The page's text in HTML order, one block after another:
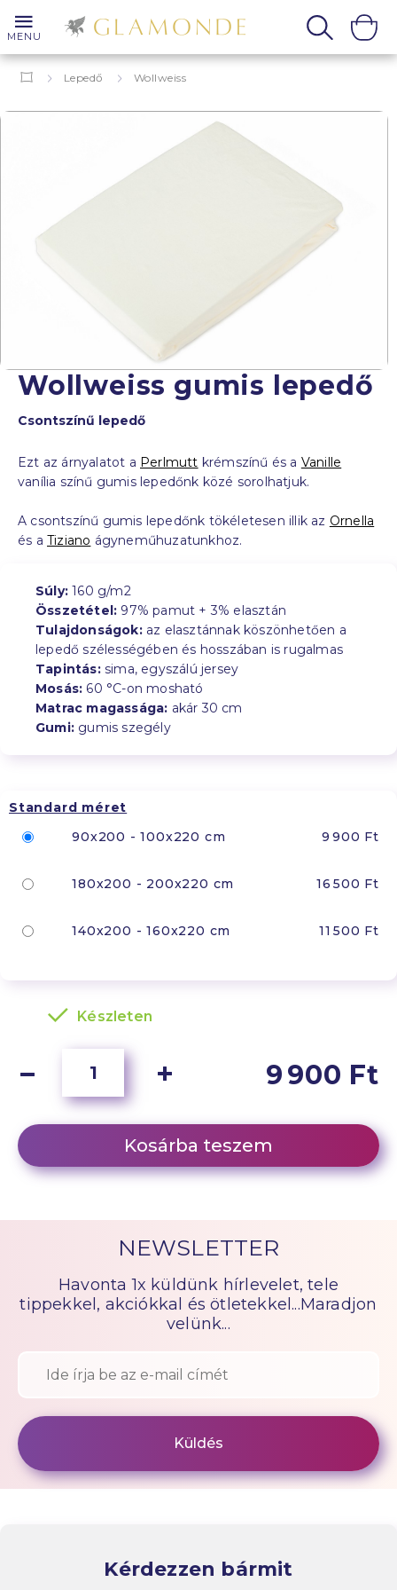
MENU
Lepedő Wollweiss
Wollweiss gumis lepedő
Csontszínű lepedő
Ezt az árnyalatot a Perlmutt krémszínű és a Vanille
vanília színű gumis lepedőnk közé sorolhatjuk.
A csontszínű gumis lepedőnk tökéletesen illik az Ornella
és a Tiziano ágyneműhuzatunkhoz.
Súly: 160 g/m2
Összetétel: 97% pamut + 3% elasztán
Tulajdonságok:az elasztánnak köszönhetően a
lepedő szélességében és hosszában is rugalmas
Tapintás:sima, egyszálú jersey
Mosás: 60 °C-on mosható
Matrac magassága: akár 30 cm
Gumi: gumis szegély
Standard méret
90x200 - 100x220 cm
9 900 Ft
180x200 - 200x220 cm 16 500 Ft
140x200 - 160x220 cm 11 500 Ft
Készleten
9 900 Ft
Kosárba teszem
NEWSLETTER
Havonta 1x küldünk hírlevelet, tele
tippekkel, akciókkal és ötletekkel...Maradjon
velünk...
Kérdezzen bármit